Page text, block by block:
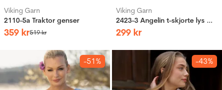
Viking Garn
2110-5a Traktor genser
359 kr519kr
Viking Garn
2423-3 Angelin t-skjorte lys mintgrønn
299 kr
-51% -43%